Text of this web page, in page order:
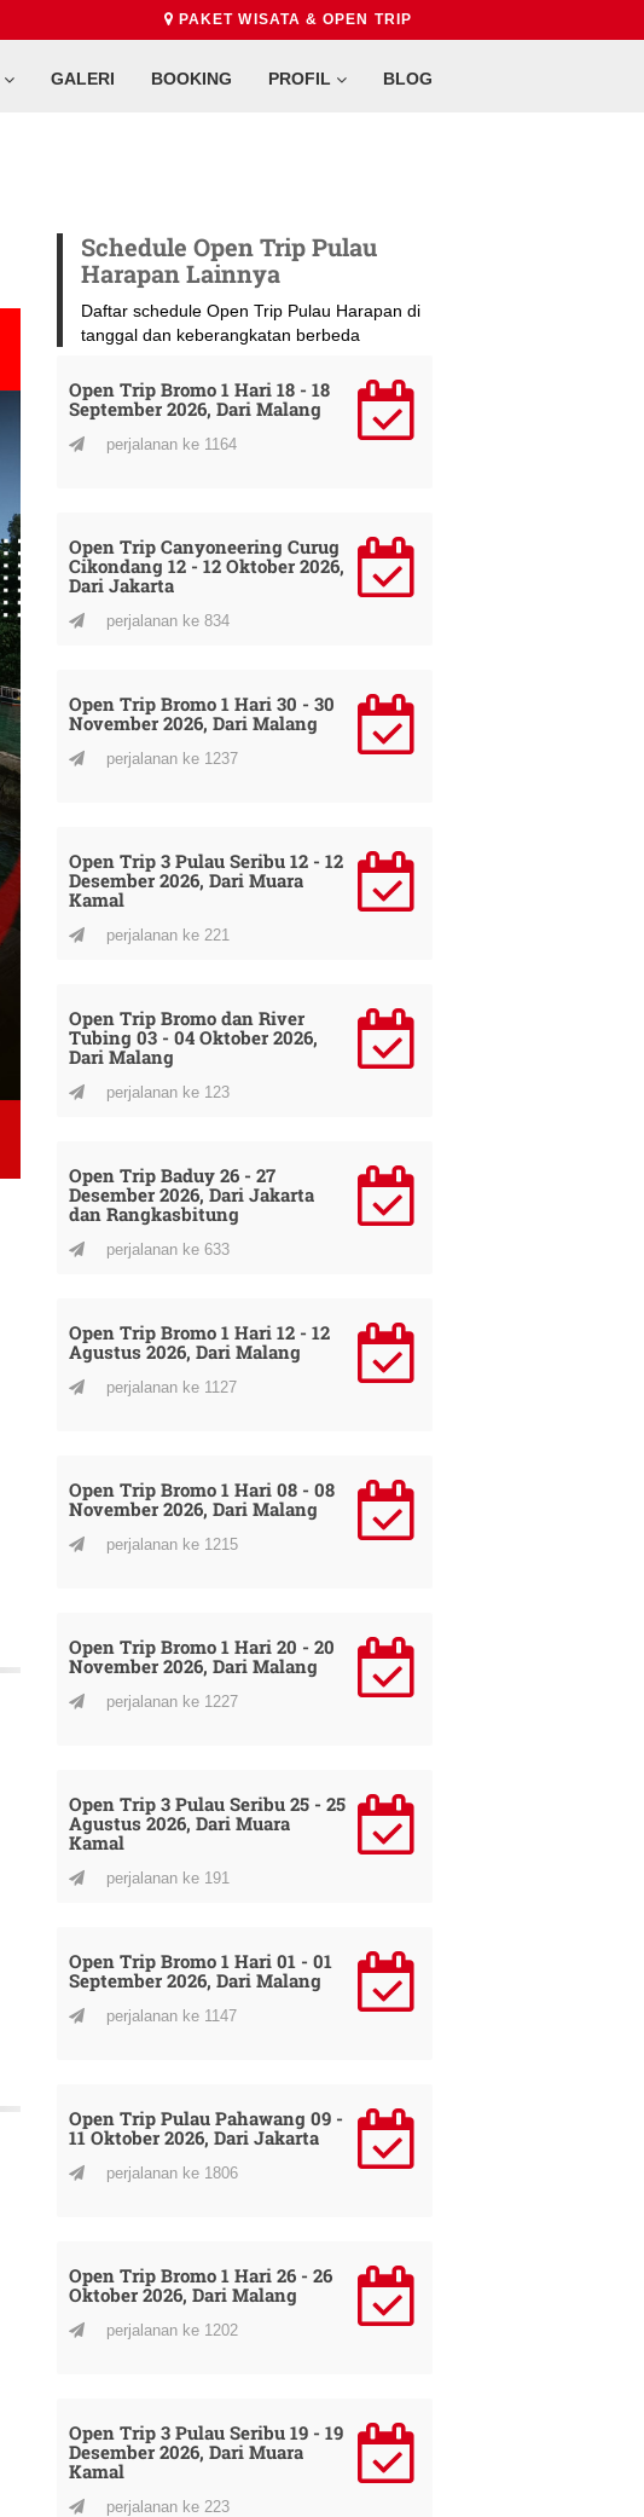
PAKET WISATA & OPEN TRIP
GALERI BOOKING PROFIL BLOG
Schedule Open Trip Pulau
Harapan Lainnya
Daftar schedule Open Trip Pulau Harapan di
tanggal dan keberangkatan berbeda
Open Trip Bromo 1 Hari 18 - 18
September 2026, Dari Malang
perjalanan ke 1164
Open Trip Canyoneering Curug
Cikondang 12 - 12 Oktober 2026,
Dari Jakarta
perjalanan ke 834
Open Trip Bromo 1 Hari 30 - 30
November 2026, Dari Malang
perjalanan ke 1237
Open Trip 3 Pulau Seribu 12 - 12
Desember 2026, Dari Muara
Kamal
perjalanan ke 221
Open Trip Bromo dan River
Tubing 03 - 04 Oktober 2026,
Dari Malang
perjalanan ke 123
Open Trip Baduy 26 - 27
Desember 2026, Dari Jakarta
dan Rangkasbitung
perjalanan ke 633
Open Trip Bromo 1 Hari 12 - 12
Agustus 2026, Dari Malang
perjalanan ke 1127
Open Trip Bromo 1 Hari 08 - 08
November 2026, Dari Malang
perjalanan ke 1215
Open Trip Bromo 1 Hari 20 - 20
November 2026, Dari Malang
perjalanan ke 1227
Open Trip 3 Pulau Seribu 25 - 25
Agustus 2026, Dari Muara
Kamal
perjalanan ke 191
Open Trip Bromo 1 Hari 01 - 01
September 2026, Dari Malang
perjalanan ke 1147
Open Trip Pulau Pahawang 09 -
11 Oktober 2026, Dari Jakarta
perjalanan ke 1806
Open Trip Bromo 1 Hari 26 - 26
Oktober 2026, Dari Malang
perjalanan ke 1202
Open Trip 3 Pulau Seribu 19 - 19
Desember 2026, Dari Muara
Kamal
perjalanan ke 223